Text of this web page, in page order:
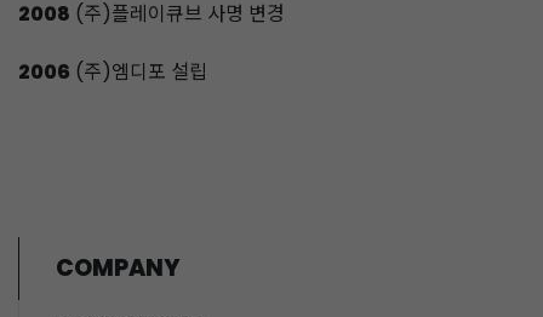
2008 (주)플레이큐브 사명 변경
2006 (주)엠디포 설립
COMPANY